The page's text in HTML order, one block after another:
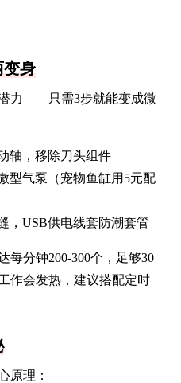
变身
力——只需3步就能变成微
轴，移除刀头组件
型气泵（宠物鱼缸用5元配
，USB供电线套防潮套管
每分钟200-300个，足够30
作会发热，建议搭配定时
原理：